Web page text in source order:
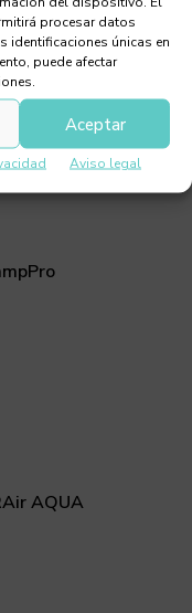
procesar datos
identificaciones únicas en
puede afectar
Aceptar
Aviso legal
la sombrilla
AQUA